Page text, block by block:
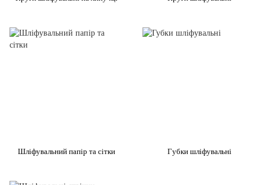
Шліфувальний папір та сітки Губки шліфувальні